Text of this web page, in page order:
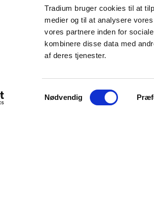
Tradium bruger cookies til at
medier og til at analysere
vores partnere inden for
kombinere disse data med
af deres tjenester.
Samtykkevalg
Nødvendig